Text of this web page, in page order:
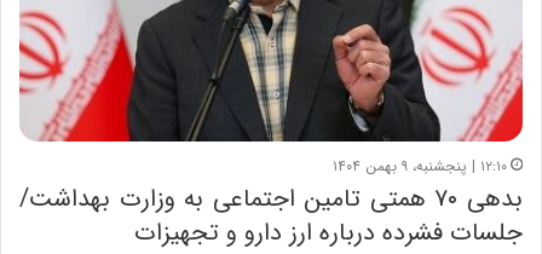
۱۲:۱۰ | پنجشنبه، ۹ بهمن ۱۴۰۴
بدهی ۷۰ همتی تامین اجتماعی به وزارت بهداشت/
جلسات فشرده درباره ارز دارو و تجهیزات